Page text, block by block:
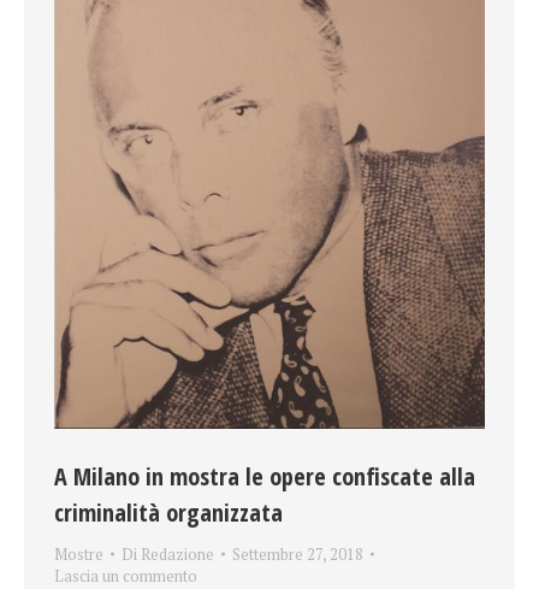
A Milano in mostra le opere confiscate alla
criminalità organizzata
Mostre Di Redazione
Settembre 27, 2018
Lascia un commento